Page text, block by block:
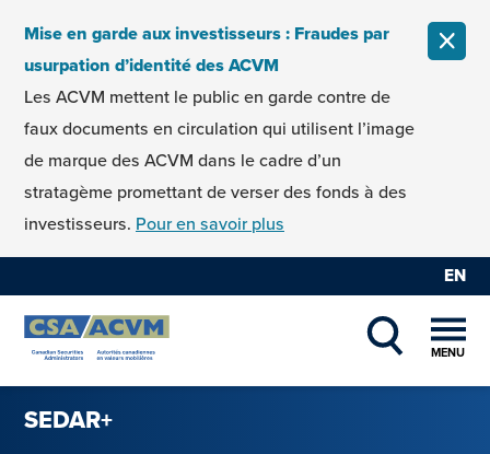
Mise en garde aux investisseurs : Fraudes par
usurpation d’identité des ACVM
Les ACVM mettent le public en garde contre de
faux documents en circulation qui utilisent l’image
de marque des ACVM dans le cadre d’un
stratagème promettant de verser des fonds à des
investisseurs. Pour en savoir plus
EN
SHOW
MENU
SEDAR+